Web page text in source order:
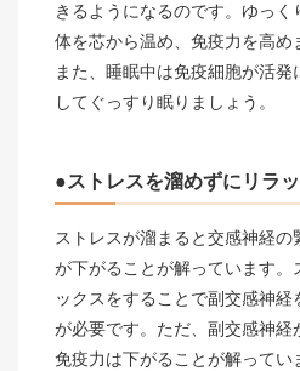
きるようになるのです。ゆっく
体を芯から温め、免疫力を高め
また、睡眠中は免疫細胞が活発
してぐっすり眠りましょう。
●ストレスを溜めずにリラ
ストレスが溜まると交感神経の
が下がることが解っています。
ックスをすることで副交感神経
が必要です。ただ、副交感神経
免疫力は下がることが解ってい